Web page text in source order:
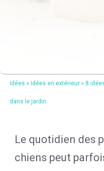
Idées » Idées en extérieur » 8
dans le jardin
Le quotidien des
chiens peut